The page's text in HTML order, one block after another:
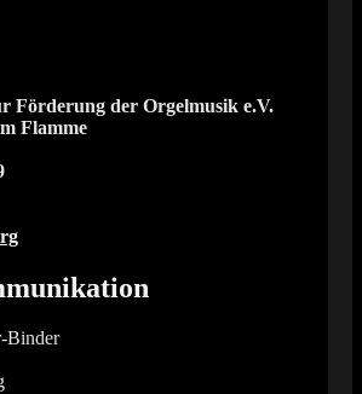
Förderung der Orgelmusik e.V.
Flamme
Binder